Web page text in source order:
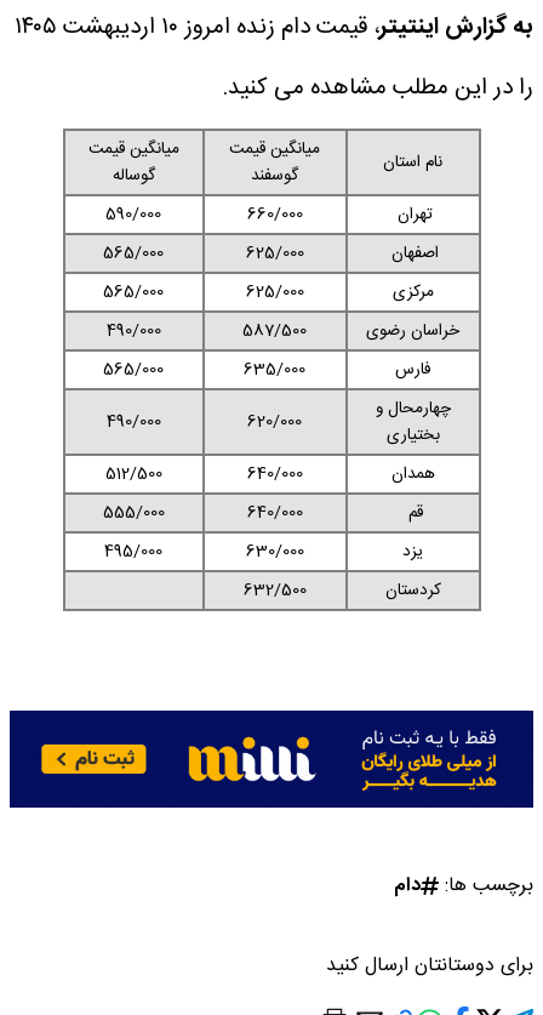
به گزارش اینتیتر
، قیمت دام زنده امروز ۱۰ اردیبهشت ۱۴۰۵
را در این مطلب مشاهده می کنید.
نام استان
میانگین قیمت
گوسفند
میانگین قیمت
گوساله
تهران
660/000
590/000
اصفهان
625/000
565/000
مرکزی
625/000
565/000
خراسان رضوی
587/500
490/000
فارس
635/000
565/000
چهارمحال و
بختیاری
620/000
490/000
همدان
640/000
512/500
قم
640/000
555/000
یزد
630/000
495/000
کردستان
632/500
برچسب ها: دام
برای دوستانتان ارسال کنید